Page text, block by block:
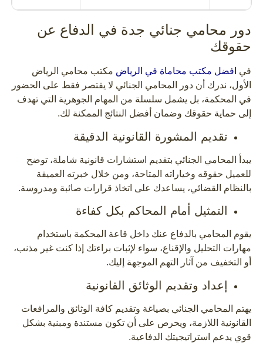
دور محامي جنائي جدة في الدفاع عن
حقوقك
في افضل مكتب محاماة في الرياض مكتب محامي الرياض
الأول، ندرك أن دور المحامي الجنائي لا يقتصر فقط على الحضور
في المحكمة، بل يشمل سلسلة من المهام الجوهرية التي تهدف
إلى حماية حقوقك وضمان أفضل النتائج الممكنة لك.
تقديم المشورة القانونية الدقيقة
يبدأ المحامي الجنائي بتقديم استشارات قانونية شاملة، توضح
للعميل حقوقه وخياراته المتاحة، ومن خلال خبرته العميقة
بالنظام القضائي، يساعدك على اتخاذ قرارات صائبة ومدروسة.
التمثيل أمام المحاكم بكل كفاءة
يقوم المحامي بالدفاع عنك داخل قاعة المحكمة باستخدام
مهارات التحليل والإقناع، سواء لإثبات براءتك إذا كنت غير مذنب،
أو التخفيف من آثار التهم الموجهة إليك.
إعداد وتقديم الوثائق القانونية
يهتم المحامي الجنائي بصياغة وتقديم كافة الوثائق والمرافعات
القانونية اللازمة، ويحرص على أن تكون مستندة ومبنية بشكل
قوي يدعم استراتيجيتك الدفاعية.